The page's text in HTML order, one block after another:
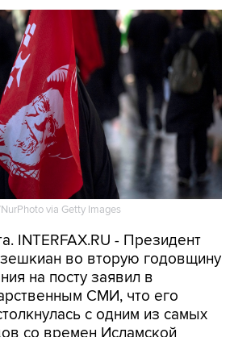
via Getty Images
INTERFAX.RU - Президент
во вторую годовщину
на посту заявил в
СМИ, что его
с одним из самых
со времен Исламской